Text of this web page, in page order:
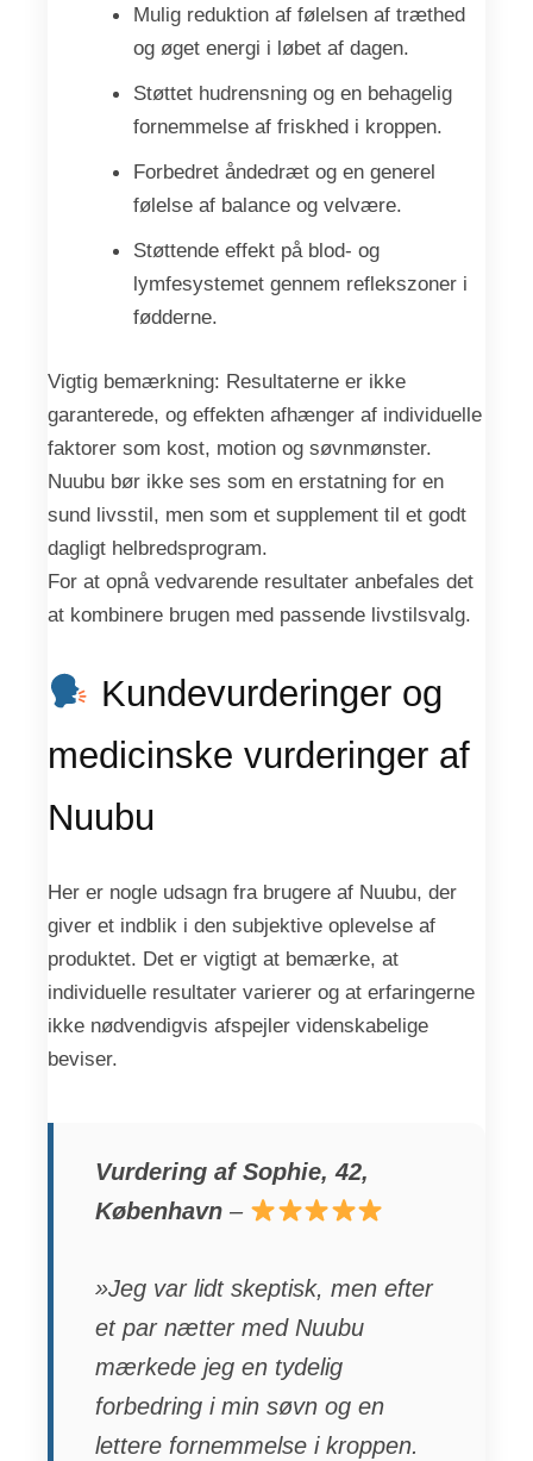
Mulig reduktion af følelsen af træthed
og øget energi i løbet af dagen.
Støttet hudrensning og en behagelig
fornemmelse af friskhed i kroppen.
Forbedret åndedræt og en generel
følelse af balance og velvære.
Støttende effekt på blod- og
lymfesystemet gennem reflekszoner i
fødderne.
Vigtig bemærkning: Resultaterne er ikke
garanterede, og effekten afhænger af individuelle
faktorer som kost, motion og søvnmønster.
Nuubu bør ikke ses som en erstatning for en
sund livsstil, men som et supplement til et godt
dagligt helbredsprogram.
For at opnå vedvarende resultater anbefales det
at kombinere brugen med passende livstilsvalg.
Kundevurderinger og
medicinske vurderinger af
Nuubu
Her er nogle udsagn fra brugere af Nuubu, der
giver et indblik i den subjektive oplevelse af
produktet. Det er vigtigt at bemærke, at
individuelle resultater varierer og at erfaringerne
ikke nødvendigvis afspejler videnskabelige
beviser.
Vurdering af Sophie, 42,
København –
»Jeg var lidt skeptisk, men efter
et par nætter med Nuubu
mærkede jeg en tydelig
forbedring i min søvn og en
lettere fornemmelse i kroppen.